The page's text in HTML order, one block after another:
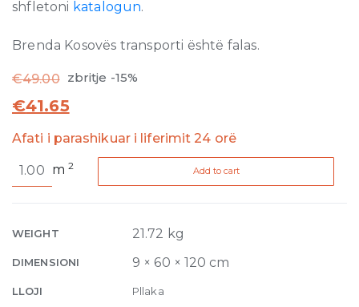
shfletoni katalogun.
Brenda Kosovës transporti është falas.
€49.00 zbritje -15%
€41.65
Afati i parashikuar i liferimit 24 orë
Stone
10mm
x
120
m2 Add to cart
WEIGHT 21.72 kg
DIMENSIONI 9 × 60 × 120 cm
LLOJI Pllaka